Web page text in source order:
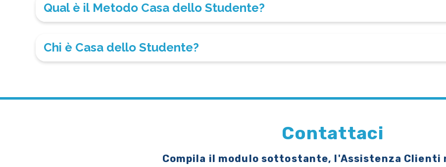
Qual è il Metodo Casa dello Studente?
Chi è Casa dello Studente?
Contattaci
Compila il modulo sottostante, l'Assistenza Clienti